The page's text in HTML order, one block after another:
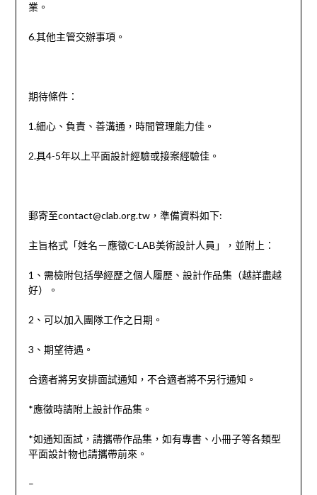
業。
6.其他主管交辦事項。
期待條件：
1.細心、負責、善溝通，時間管理能力佳。
2.具4-5年以上平面設計經驗或接案經驗佳。
郵寄至contact@clab.org.tw，準備資料如下:
主旨格式「姓名－應徵C-LAB美術設計人員」，並附上：
1、需檢附包括學經歷之個人履歷、設計作品集（越詳盡越
好）。
2、可以加入團隊工作之日期。
3、期望待遇。
合適者將另安排面試通知，不合適者將不另行通知。
*應徵時請附上設計作品集。
*如通知面試，請攜帶作品集，如有專書、小冊子等各類型
平面設計物也請攜帶前來。
–